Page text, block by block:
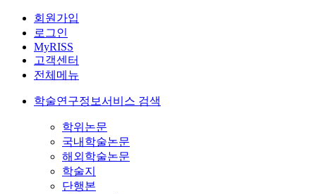
회원가입
로그인
MyRISS
고객센터
전체메뉴
학술연구정보서비스 검색
학위논문
국내학술논문
해외학술논문
학술지
단행본